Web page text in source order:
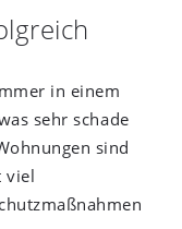
in einem
sehr schade
sind
viel